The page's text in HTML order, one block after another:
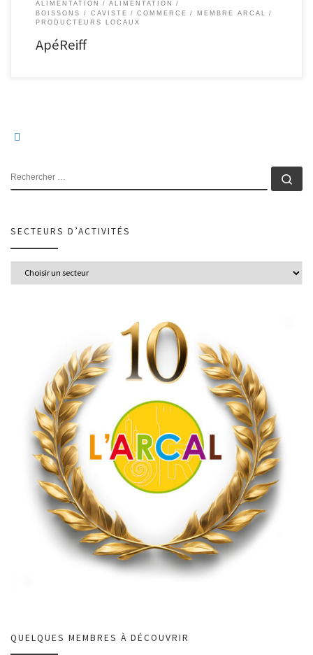
ALIMENTATION
ALIMENTATION
BOISSONS / CAVISTE
COMMERCE
MEMBRE ARCAL
PRODUCTEURS LOCAUX
ApéReiff
RECHERCHER
SECTEURS D’ACTIVITÉS
QUELQUES MEMBRES À DÉCOUVRIR